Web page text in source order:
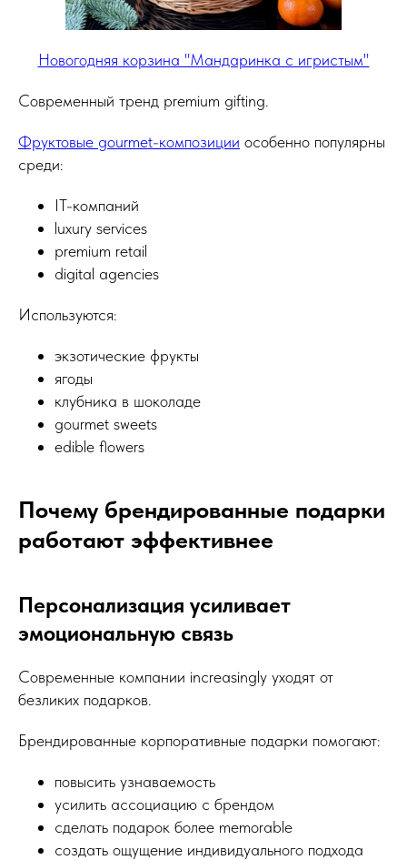
Новогодняя корзина "Мандаринка с игристым"
Современный тренд premium gifting.
Фруктовые gourmet-композиции особенно популярны
среди:
IT-компаний
luxury services
premium retail
digital agencies
Используются:
экзотические фрукты
ягоды
клубника в шоколаде
gourmet sweets
edible flowers
Почему брендированные подарки
работают эффективнее
Персонализация усиливает
эмоциональную связь
Современные компании increasingly уходят от
безликих подарков.
Брендированные корпоративные подарки помогают:
повысить узнаваемость
усилить ассоциацию с брендом
сделать подарок более memorable
создать ощущение индивидуального подхода